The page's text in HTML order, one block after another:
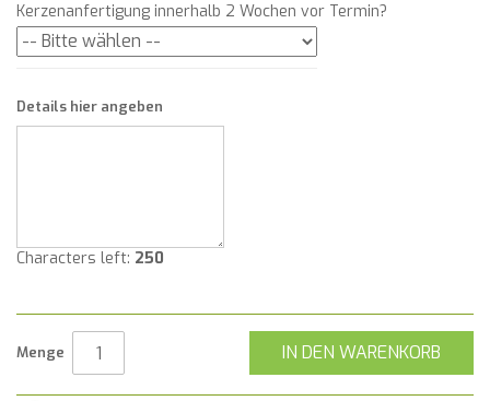
Kerzenanfertigung innerhalb 2 Wochen vor Termin?
Details hier angeben
Characters left: 250
Menge IN DEN WARENKORB